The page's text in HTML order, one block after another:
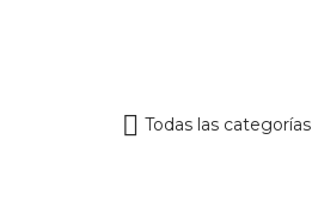
Todas las categorías